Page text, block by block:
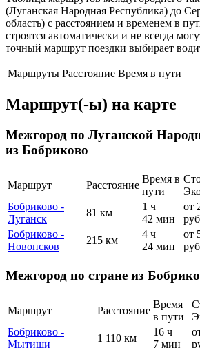
(Луганская Народная Республика) до
область) с расстоянием и временем в
строятся автоматически и не всегда
точный маршрут поездки выбирает
Маршруты Расстояние Время в пути
Маршрут(-ы) на карте
Межгород по Луганской
из Бобриково
Маршрут Расстояние
Время в
пути
Бобриково -
Луганск
81 км
1 ч
42 мин
от
Бобриково -
Новопсков
215 км
4 ч
24 мин
от
Межгород по стране из
Маршрут Расстояние
Время
в пути
Бобриково -
Мытищи
1 110 км
16 ч
7 мин